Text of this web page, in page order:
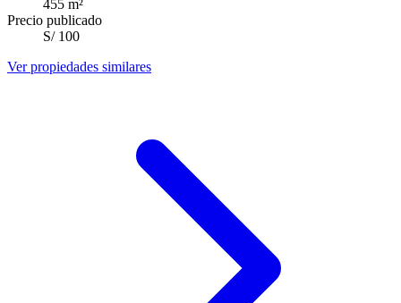
455 m²
Precio publicado
S/ 100
Ver propiedades similares